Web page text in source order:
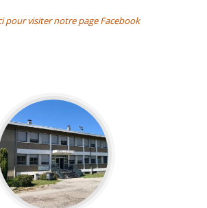
pour visiter notre page Facebook